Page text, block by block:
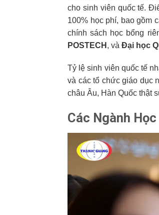
cho sinh viên quốc tế.
100% học phí, bao gồm
chính sách học bổng
POSTECH , và Đại học
Tỷ lệ sinh viên quốc tế
và các tổ chức giáo dục
châu Âu, Hàn Quốc thật
Các Ngành